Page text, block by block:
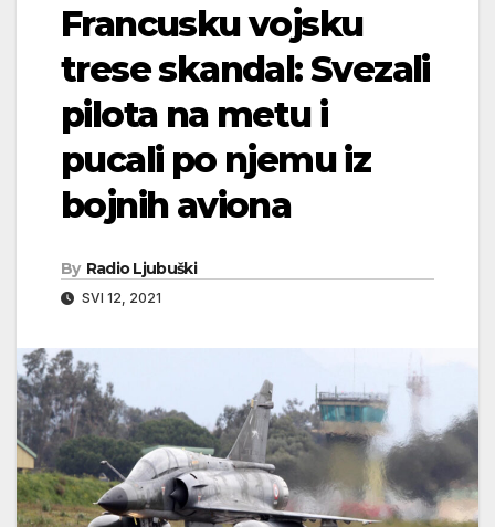
Francusku vojsku
trese skandal: Svezali
pilota na metu i
pucali po njemu iz
bojnih aviona
By Radio Ljubuški
SVI 12, 2021